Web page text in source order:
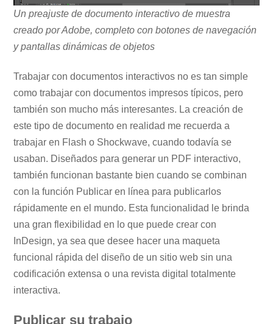
Un preajuste de documento interactivo de muestra
creado por Adobe, completo con botones de navegación
y pantallas dinámicas de objetos
Trabajar con documentos interactivos no es tan simple
como trabajar con documentos impresos típicos, pero
también son mucho más interesantes. La creación de
este tipo de documento en realidad me recuerda a
trabajar en Flash o Shockwave, cuando todavía se
usaban. Diseñados para generar un PDF interactivo,
también funcionan bastante bien cuando se combinan
con la función Publicar en línea para publicarlos
rápidamente en el mundo. Esta funcionalidad le brinda
una gran flexibilidad en lo que puede crear con
InDesign, ya sea que desee hacer una maqueta
funcional rápida del diseño de un sitio web sin una
codificación extensa o una revista digital totalmente
interactiva.
Publicar su trabajo